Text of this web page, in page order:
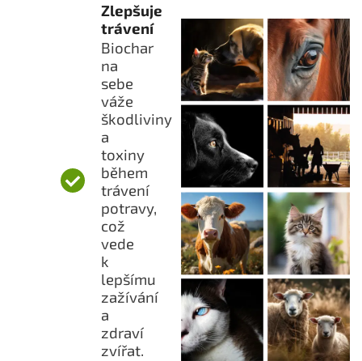
Zlepšuje
trávení
Biochar
na
sebe
váže
škodliviny
a
toxiny
během
trávení
potravy,
což
vede
k
lepšímu
zažívání
a
zdraví
zvířat.